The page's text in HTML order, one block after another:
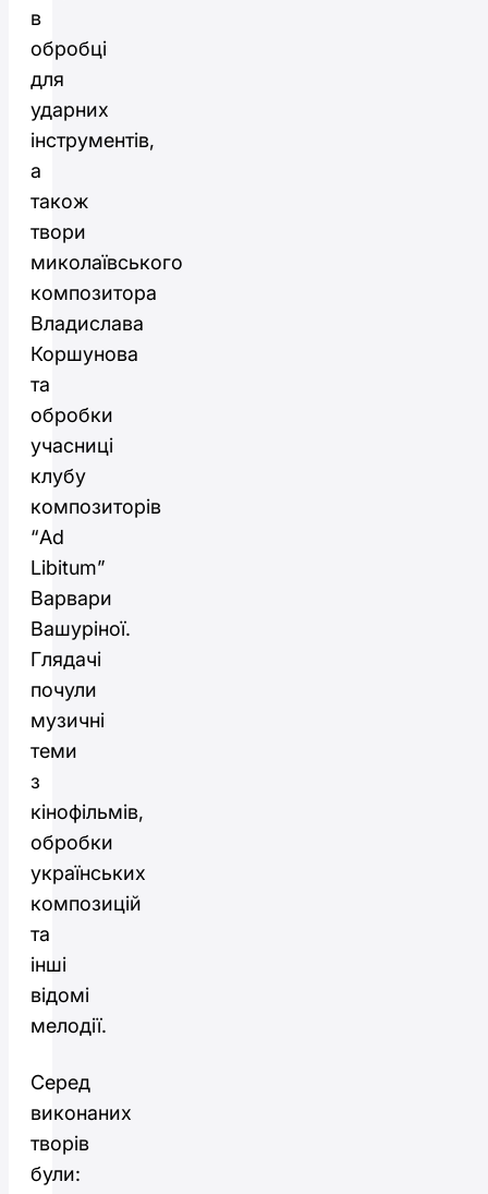
в
обробці
для
ударних
інструментів,
а
також
твори
миколаївського
композитора
Владислава
Коршунова
та
обробки
учасниці
клубу
композиторів
“Ad
Libitum”
Варвари
Вашуріної.
Глядачі
почули
музичні
теми
з
кінофільмів,
обробки
українських
композицій
та
інші
відомі
мелодії.
Серед
виконаних
творів
були: